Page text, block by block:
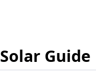
Solar Guide